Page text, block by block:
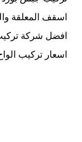
اسقف المعلقة
افضل شركة
اسعار تركيب